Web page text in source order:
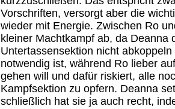
Vorschriften, versorgt aber die
wieder mit Energie. Zwischen Ro
kleiner Machtkampf ab, da Deanna
Untertassensektion nicht
notwendig ist, während Ro lieber
gehen will und dafür riskiert, alle
Kampfsektion zu opfern. Deanna
schließlich hat sie ja auch recht,